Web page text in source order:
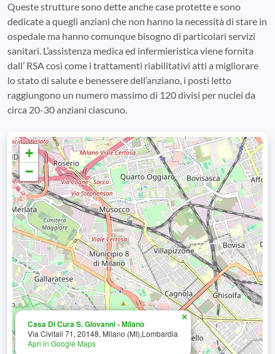
Queste strutture sono dette anche case protette e sono
dedicate a quegli anziani che non hanno la necessità di stare in
ospedale ma hanno comunque bisogno di particolari servizi
sanitari. L’assistenza medica ed infermieristica viene fornita
dall’ RSA così come i trattamenti riabilitativi atti a migliorare
lo stato di salute e benessere dell’anziano, i posti letto
raggiungono un numero massimo di 120 divisi per nuclei da
circa 20-30 anziani ciascuno.
Casa Di Cura S. Giovanni - Milano
Via Civitali 71, 20148, Milano (MI),Lombardia
Apri in Google Maps
×
+
−